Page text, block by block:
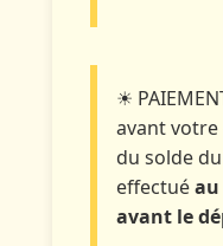
☀
avant
du solde
effectué
avant le